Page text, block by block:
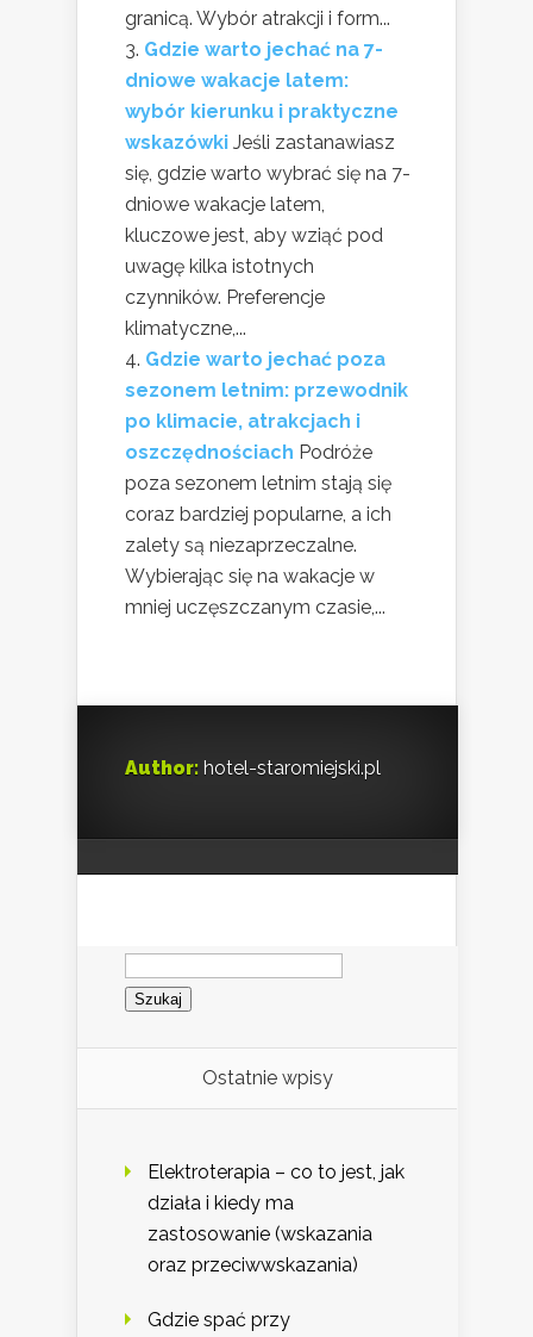
granicą. Wybór atrakcji i form...
Gdzie warto jechać na 7-
dniowe wakacje latem:
wybór kierunku i praktyczne
wskazówki Jeśli zastanawiasz
się, gdzie warto wybrać się na 7-
dniowe wakacje latem,
kluczowe jest, aby wziąć pod
uwagę kilka istotnych
czynników. Preferencje
klimatyczne,...
Gdzie warto jechać poza
sezonem letnim: przewodnik
po klimacie, atrakcjach i
oszczędnościach Podróże
poza sezonem letnim stają się
coraz bardziej popularne, a ich
zalety są niezaprzeczalne.
Wybierając się na wakacje w
mniej uczęszczanym czasie,...
Author: hotel-staromiejski.pl
Szukaj:
Ostatnie wpisy
Elektroterapia – co to jest, jak
działa i kiedy ma
zastosowanie (wskazania
oraz przeciwwskazania)
Gdzie spać przy